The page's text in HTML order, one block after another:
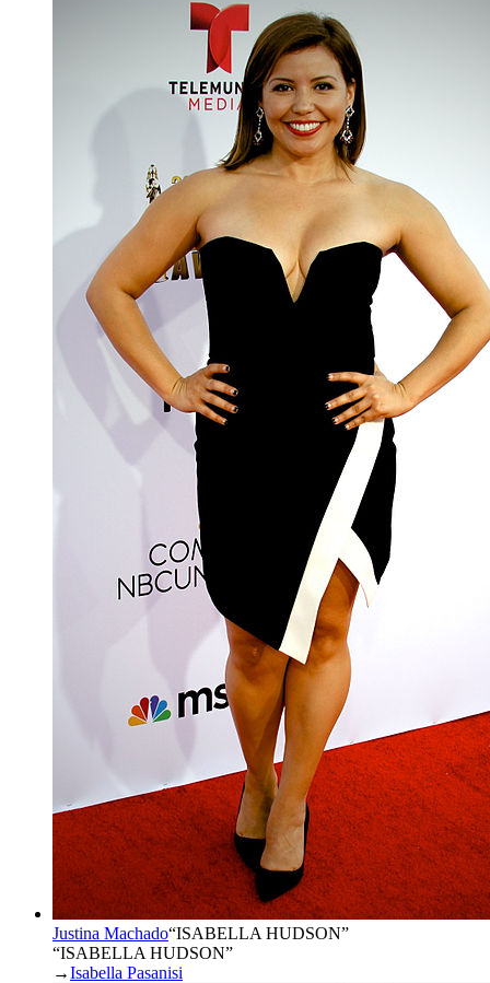
Justina Machado“ISABELLA HUDSON”
“ISABELLA HUDSON”
→Isabella Pasanisi